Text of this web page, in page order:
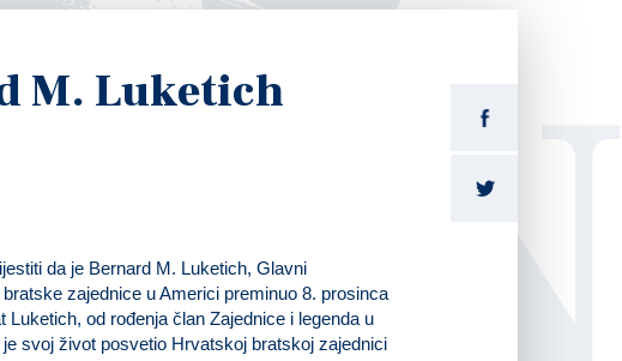
M. Luketich
da je Bernard M. Luketich, Glavni
zajednice u Americi preminuo 8. prosinca
Luketich, od rođenja član Zajednice i legenda u
svoj život posvetio Hrvatskoj bratskoj zajednici